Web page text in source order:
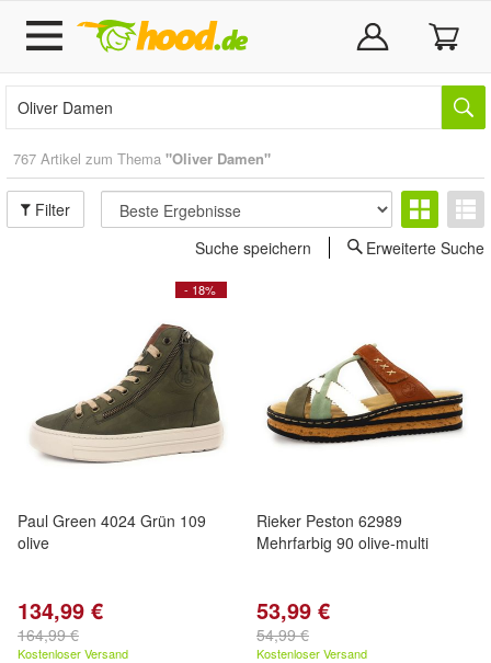
767 Artikel zum Thema "Oliver Damen"
Filter
Suche speichern
Erweiterte Suche
- 18%
Paul Green 4024 Grün 109
olive
134,99 €
164,99 €
Kostenloser Versand
Rieker Peston 62989
Mehrfarbig 90 olive-multi
53,99 €
54,99 €
Kostenloser Versand